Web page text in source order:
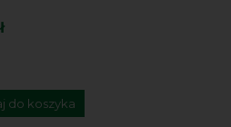
do koszyka